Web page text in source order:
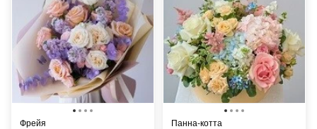
Фрейя Панна-котта